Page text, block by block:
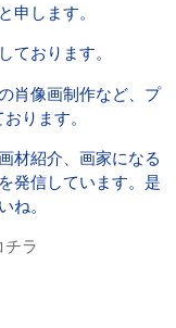
申します。
ております。
肖像画制作など、プ
ります。
材紹介、画家になる
発信しています。是
ね。
チラ